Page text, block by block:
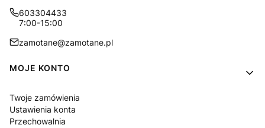
603304433
7:00-15:00
zamotane@zamotane.pl
Linki w stopce
MOJE KONTO
Twoje zamówienia
Ustawienia konta
Przechowalnia